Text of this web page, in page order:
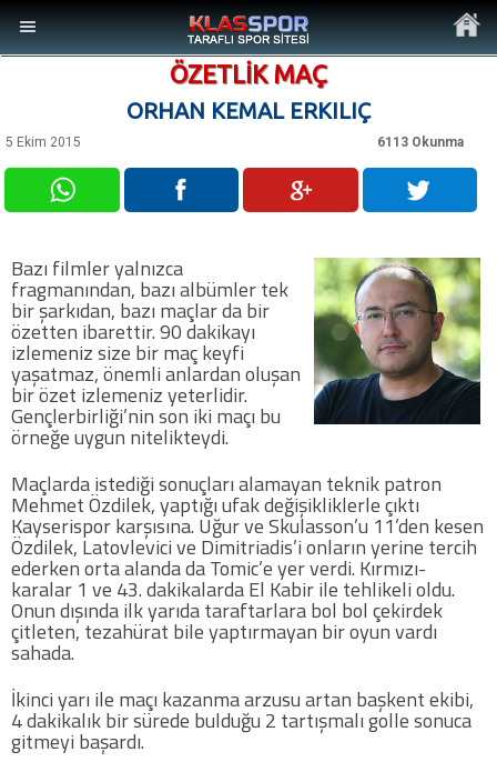
MENÜ
Son Dakika Haberler
Foto Galeri
Video Galeri
Ankara Takımları
Futbol
Basketbol
Hentbol
ÖZETLİK MAÇ
ORHAN KEMAL ERKILIÇ
5 Ekim 2015 6113 Okunma
Bazı filmler yalnızca
fragmanından, bazı albümler tek
bir şarkıdan, bazı maçlar da bir
özetten ibarettir. 90 dakikayı
izlemeniz size bir maç keyfi
yaşatmaz, önemli anlardan oluşan
bir özet izlemeniz yeterlidir.
Gençlerbirliği’nin son iki maçı bu
örneğe uygun nitelikteydi.
Maçlarda istediği sonuçları alamayan teknik patron
Mehmet Özdilek, yaptığı ufak değişikliklerle çıktı
Kayserispor karşısına. Uğur ve Skulasson’u 11’den kesen
Özdilek, Latovlevici ve Dimitriadis’i onların yerine tercih
ederken orta alanda da Tomic’e yer verdi. Kırmızı-
karalar 1 ve 43. dakikalarda El Kabir ile tehlikeli oldu.
Onun dışında ilk yarıda taraftarlara bol bol çekirdek
çitleten, tezahürat bile yaptırmayan bir oyun vardı
sahada.
İkinci yarı ile maçı kazanma arzusu artan başkent ekibi,
4 dakikalık bir sürede bulduğu 2 tartışmalı golle sonuca
gitmeyi başardı.